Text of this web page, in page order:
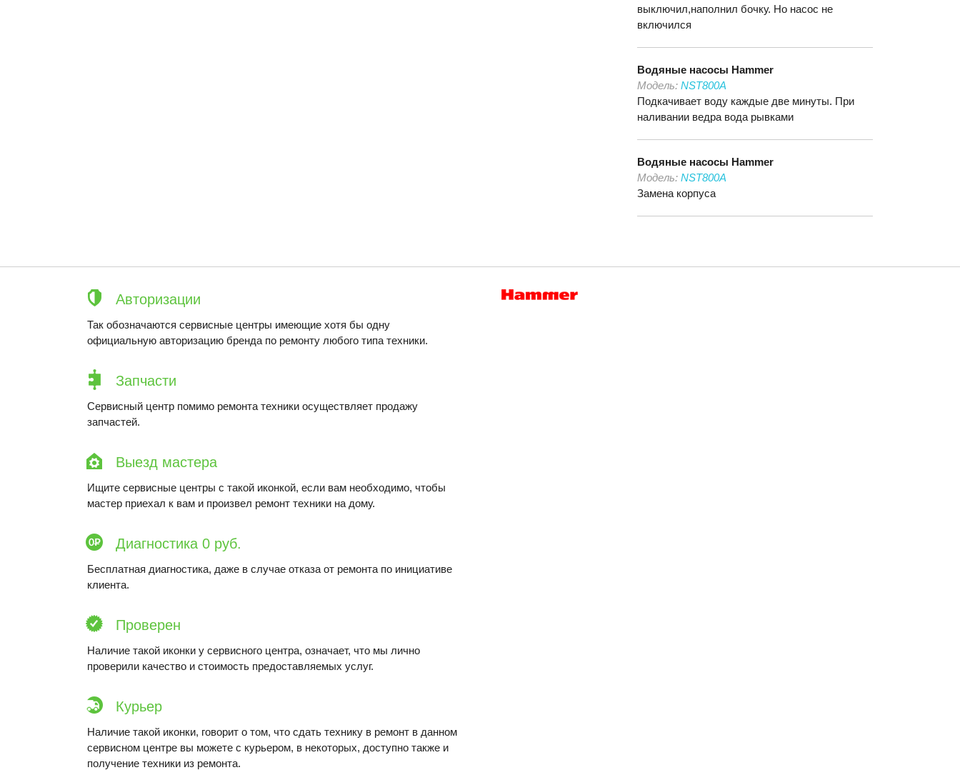
выключил,наполнил бочку. Но насос не
включился
Водяные насосы Hammer
Модель: NST800A
Подкачивает воду каждые две минуты. При
наливании ведра вода рывками
Водяные насосы Hammer
Модель: NST800A
Замена корпуса
Авторизации
Так обозначаются сервисные центры имеющие хотя бы одну
официальную авторизацию бренда по ремонту любого типа техники.
Запчасти
Сервисный центр помимо ремонта техники осуществляет продажу
запчастей.
Выезд мастера
Ищите сервисные центры с такой иконкой, если вам необходимо, чтобы
мастер приехал к вам и произвел ремонт техники на дому.
Диагностика 0 руб.
Бесплатная диагностика, даже в случае отказа от ремонта по инициативе
клиента.
Проверен
Наличие такой иконки у сервисного центра, означает, что мы лично
проверили качество и стоимость предоставляемых услуг.
Курьер
Наличие такой иконки, говорит о том, что сдать технику в ремонт в данном
сервисном центре вы можете с курьером, в некоторых, доступно также и
получение техники из ремонта.